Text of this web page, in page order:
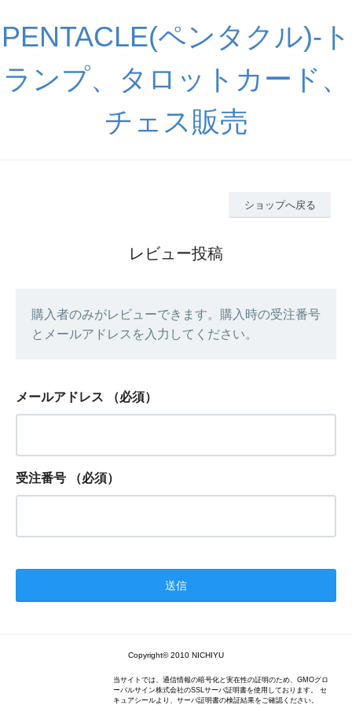
PENTACLE(ペンタクル)-ト
ランプ、タロットカード、
チェス販売
ショップへ戻る
レビュー投稿
購入者のみがレビューできます。購入時の受注番号
とメールアドレスを入力してください。
メールアドレス （必須）
受注番号 （必須）
Copyright© 2010 NICHIYU
当サイトでは、通信情報の暗号化と実在性の証明のため、GMOグロ
ーバルサイン株式会社のSSLサーバ証明書を使用しております。 セ
キュアシールより、サーバ証明書の検証結果をご確認ください。